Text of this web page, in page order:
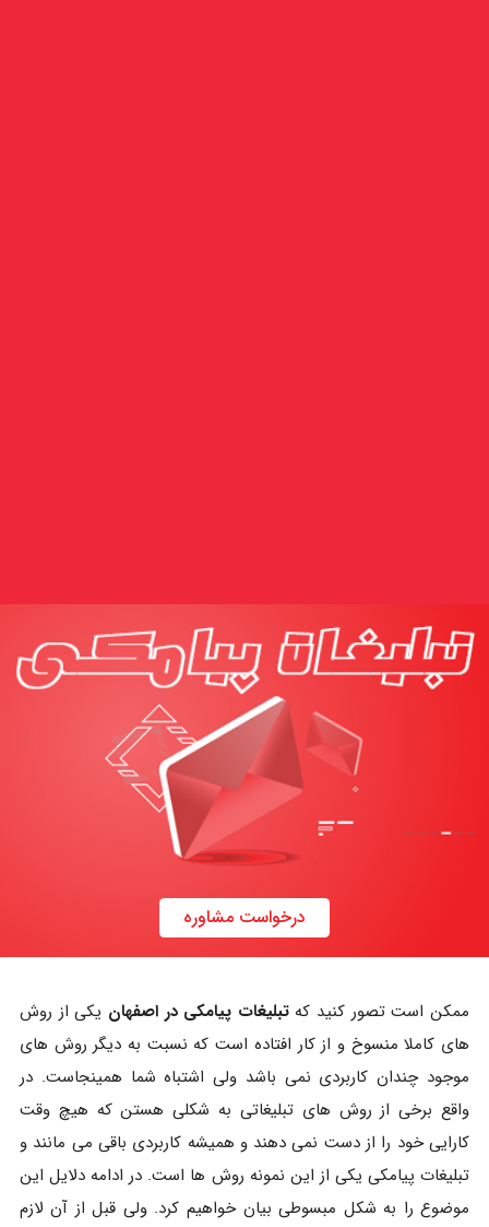
درخواست مشاوره
ممکن است تصور کنید کهتبلیغات پیامکی در اصفهان یکی از روش
های کاملا منسوخ و از کار افتاده است که نسبت به دیگر روش های
موجود چندان کاربردی نمی باشد ولی اشتباه شما همینجاست. در
واقع برخی از روش های تبلیغاتی به شکلی هستن که هیچ وقت
کارایی خود را از دست نمی دهند و همیشه کاربردی باقی می مانند و
تبلیغات پیامکی یکی از این نمونه روش ها است. در ادامه دلایل این
موضوع را به شکل مبسوطی بیان خواهیم کرد. ولی قبل از آن لازم